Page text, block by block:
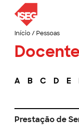
Início/ Pessoas
A B C D E
Prestação de